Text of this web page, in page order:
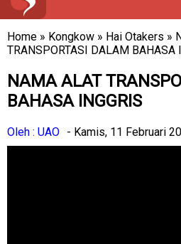
Home » Kongkow » Hai Otakers »
TRANSPORTASI DALAM BAHASA
NAMA ALAT
BAHASA INGGRIS
Oleh : UAO - Kamis, 11 Februari